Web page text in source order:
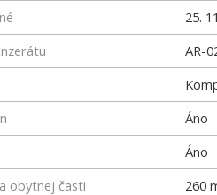
25.
AR-
Áno
Áno
obytnej časti
260